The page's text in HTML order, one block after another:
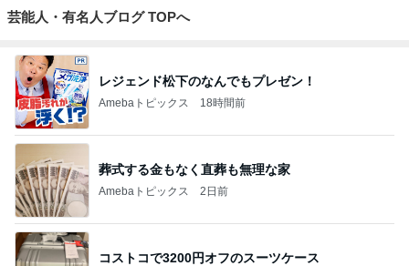
芸能人・有名人ブログ TOPへ
レジェンド松下のなんでもプレゼン！
Amebaトピックス 18時間前
葬式する金もなく直葬も無理な家
Amebaトピックス 2日前
コストコで3200円オフのスーツケース